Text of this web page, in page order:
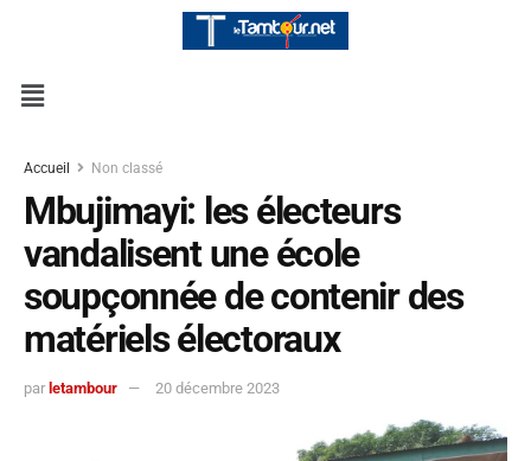
Accueil Non classé
Mbujimayi: les électeurs
vandalisent une école
soupçonnée de contenir des
matériels électoraux
par letambour 20 décembre 2023